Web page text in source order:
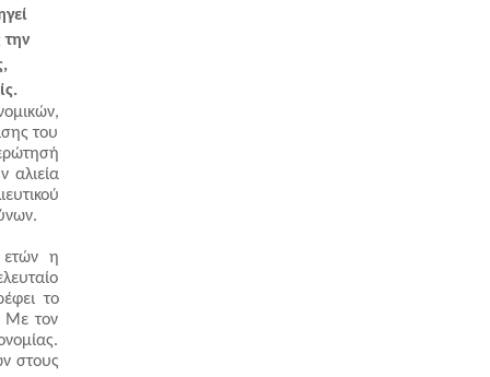
την
του
αλιεία
ετών η
το
Με τον
στους